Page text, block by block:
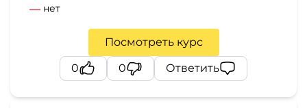
нет
Посмотреть курс
0
0 Ответить